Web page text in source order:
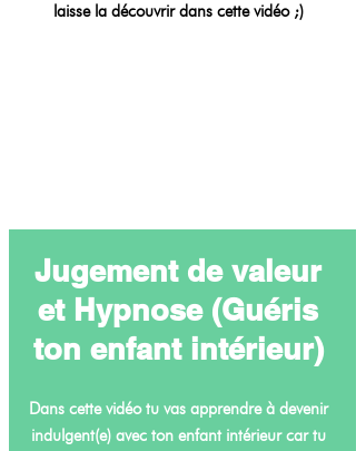
laisse la découvrir dans cette vidéo ;)
Jugement de valeur
et Hypnose (Guéris
ton enfant intérieur)
Dans cette vidéo tu vas apprendre à devenir
indulgent(e) avec ton enfant intérieur car tu